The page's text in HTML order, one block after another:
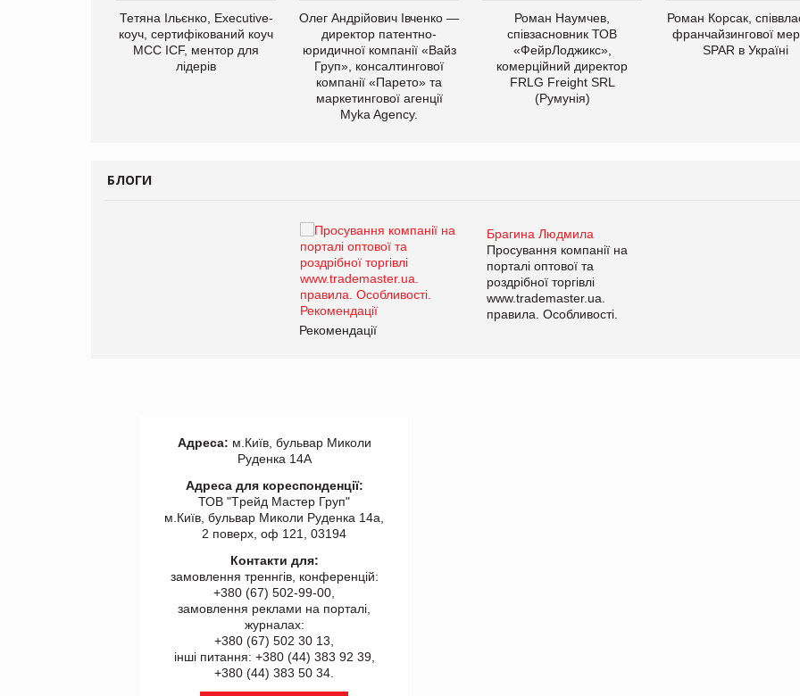
Тетяна Ільєнко, Executive-
коуч, сертифікований коуч
МСС ICF, ментор для
лідерів
Олег Андрійович Івченко —
директор патентно-
юридичної компанії «Вайз
Груп», консалтингової
компанії «Парето» та
маркетингової агенції
Myka Agency.
Роман Наумчев,
співзасновник ТОВ
«ФейрЛоджикс»,
комерційний директор
FRLG Freight SRL
(Румунія)
Роман Корсак,
франчайзингової
SPAR в Україні
БЛОГИ
Брагина Людмила
Просування компанії на
порталі оптової та
роздрібної торгівлі
www.trademaster.ua.
правила. Особливості.
Рекомендації
Адреса: м.Київ, бульвар Миколи
Руденка 14А
Адреса для кореспонденції:
ТОВ "Tрейд Мастер Груп"
м.Київ, бульвар Миколи Руденка 14а,
2 поверх, оф 121, 03194
Контакти для:
замовлення треннгів, конференцій:
+380 (67) 502-99-00,
замовлення реклами на порталі,
журналах:
+380 (67) 502 30 13,
інші питання: +380 (44) 383 92 39,
+380 (44) 383 50 34.